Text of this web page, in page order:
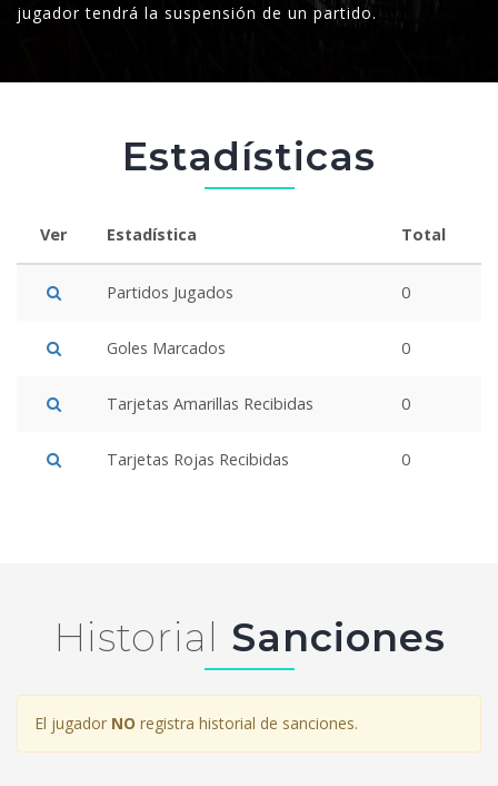
jugador tendrá la suspensión de un partido.
Estadísticas
Ver Estadística Total
Partidos Jugados 0
Goles Marcados 0
Tarjetas Amarillas Recibidas 0
Tarjetas Rojas Recibidas 0
Historial Sanciones
El jugador NO registra historial de sanciones.